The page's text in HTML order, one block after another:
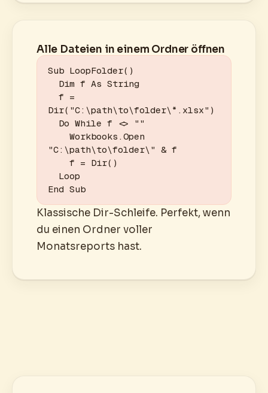
Alle Dateien in einem Ordner öffnen
Sub LoopFolder()
Dir("C:\path\to\folder\*.xlsx")
"C:\path\to\folder\" & f
End Sub
Klassische Dir-Schleife. Perfekt, wenn
du einen Ordner voller
Monatsreports hast.